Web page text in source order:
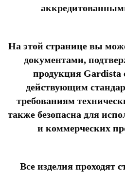
На этой странице вы
документами,
продукция Gardista
действующим
требованиям
также безопасна для
и коммерческих
Все изделия проходят